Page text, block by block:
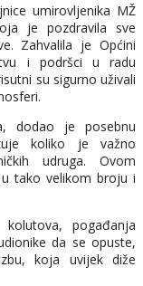
umirovljenika MŽ
je pozdravila sve
Zahvalila je Općini
i podršci u radu
su sigurno uživali
dodao je posebnu
koliko je važno
udruga. Ovom
tako velikom broju i
pogađanja
da se opuste,
koja uvijek diže